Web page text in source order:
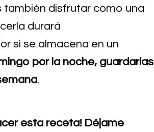
también disfrutar como una
durará
si se almacena en un
por la noche, guardarlas
.
esta receta! Déjame